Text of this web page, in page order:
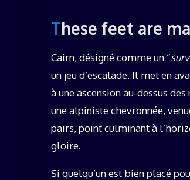
These feet are
Cairn, désigné comme un “
un jeu d’escalade. Il met en
à une ascension au-dessus
une alpiniste chevronnée,
pairs, point culminant à
gloire.
Si quelqu’un est bien placé